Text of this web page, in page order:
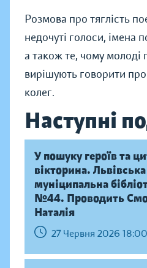
Розмова про тяглість
недочуті голоси, імена
а також те, чому молоді
вирішують говорити
колег.
Наступні
У пошуку героїв та
вікторина. Львівська
муніципальна
№44. Проводить
Наталія
27 Червня 2026 18:00